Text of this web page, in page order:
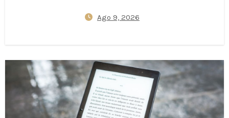
SmartEX App Tickets, and
Compared
Ago 9, 2026